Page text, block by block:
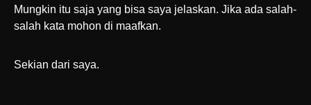
Mungkin itu saja yang bisa saya jelaskan. Jika ada salah-
salah kata mohon di maafkan.
Sekian dari saya.